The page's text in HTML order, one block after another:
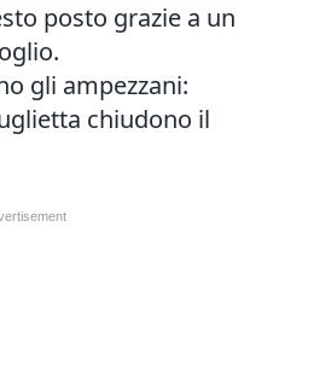
posto grazie a un
gli ampezzani:
chiudono il